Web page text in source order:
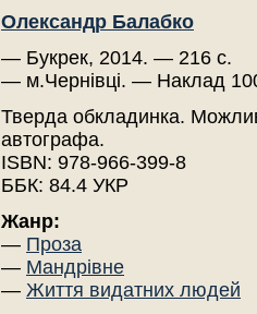
Олександр Балабко
— Букрек, 2014. — 216 с.
— м.Чернівці. — Наклад
Тверда обкладинка.
автографа.
ISBN: 978-966-399-8
ББК: 84.4 УКР
Жанр:
— Проза
— Мандрівне
— Життя видатних людей